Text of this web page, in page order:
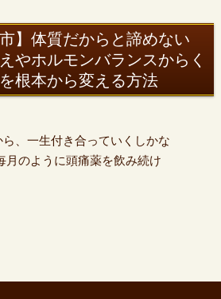
市】体質だからと諦めない
やホルモンバランスからく
根本から変える方法
ら、一生付き合っていくしかな
のように頭痛薬を飲み続け